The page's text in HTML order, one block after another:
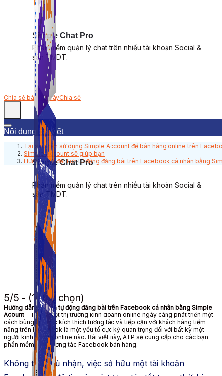
Simple Chat Pro
Phần mềm quản lý chat trên nhiều tài khoản Social &
sàn TMDT.
Simple Chat Pro
Phần mềm quản lý chat trên nhiều tài khoản Social &
sàn TMDT.
Chia sẻ bài viết nàyChia sẻ
Nội dung bài viết
Tại sao nên sử dụng Simple Account để bán hàng online trên
Simple Account sẽ giúp bạn
Hướng dẫn đặt lịch tự động đăng bài trên Facebook cá nhân bằng
5/5 - (1 bình chọn)
Hướng dẫn đặt lịch tự động đăng bài trên Facebook cá nhân bằng Simple
Acount – Trong một thị trường kinh doanh online ngày càng phát triển một
cách bùng nổ, việc kích thích tương tác và tiếp cận với khách hàng tiềm
năng trên Facebook là một yếu tố cực kỳ quan trọng đối với bất kỳ một
người kinh doanh online nào. Bài viết này, ATP sẽ cung cấp cho các bạn
phần mềm tăng tương tác Facebook bán hàng.
Không thể phủ nhận, việc sở hữu một tài khoản